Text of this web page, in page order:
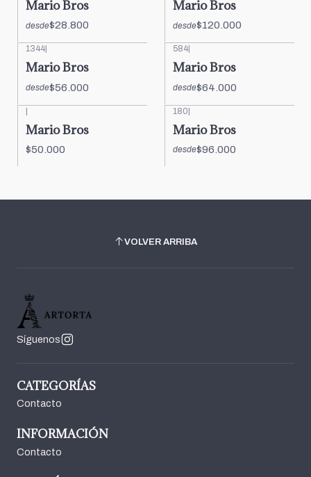
Mario Bros
desde$28.800
Mario Bros
desde$120.000
1344
Mario Bros
desde$56.000
584
Mario Bros
desde$64.000
|
Mario Bros
$50.000
180|
Mario Bros
desde$96.000
VOLVER ARRIBA
Síguenos
CATEGORÍAS
Contacto
INFORMACIÓN
Contacto